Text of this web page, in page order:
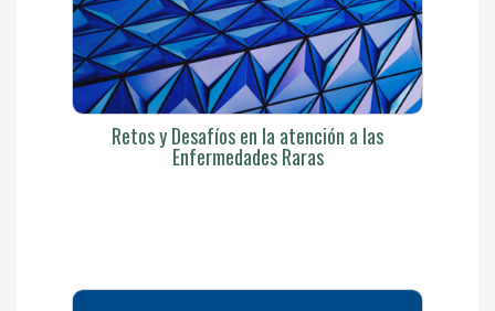
Retos y Desafíos en la atención a las
Enfermedades Raras